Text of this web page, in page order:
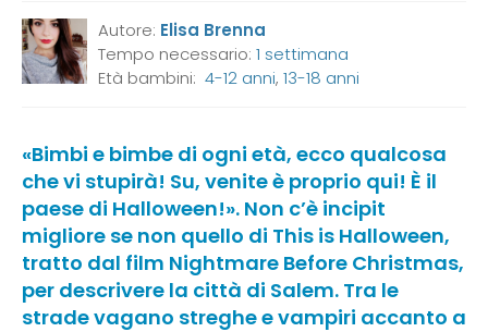
Autore: Elisa Brenna
Tempo necessario: 1 settimana
Età bambini: 4-12 anni, 13-18 anni
«Bimbi e bimbe di ogni età, ecco qualcosa
che vi stupirà! Su, venite è proprio qui! È il
paese di Halloween!». Non c’è incipit
migliore se non quello di This is Halloween,
tratto dal film Nightmare Before Christmas,
per descrivere la città di Salem. Tra le
strade vagano streghe e vampiri accanto a